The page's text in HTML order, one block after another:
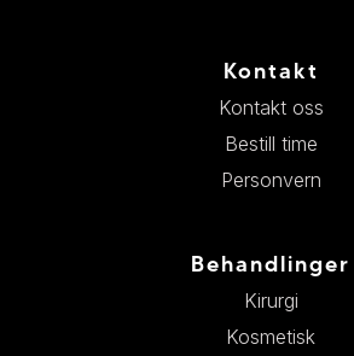
Kontakt
Kontakt oss
Bestill time
Personvern
Behandlinger
Kirurgi
Kosmetisk